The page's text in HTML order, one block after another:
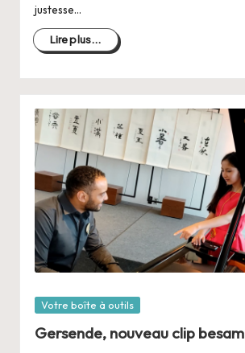
justesse…
Lire plus...
Posté
Votre boîte à outils
Gersende, nouveau clip